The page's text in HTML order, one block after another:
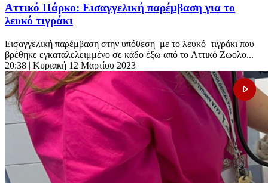
Αττικό Πάρκο: Εισαγγελική παρέμβαση για το
λευκό τιγράκι
Εισαγγελική παρέμβαση στην υπόθεση με το λευκό τιγράκι που
βρέθηκε εγκαταλελειμμένο σε κάδο έξω από το Αττικό Ζωολο...
20:38 | Κυριακή 12 Μαρτίου 2023